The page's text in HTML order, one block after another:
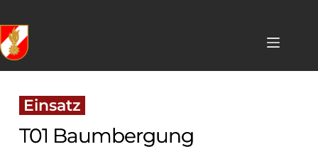
content
Einsatz
T01 Baumbergung